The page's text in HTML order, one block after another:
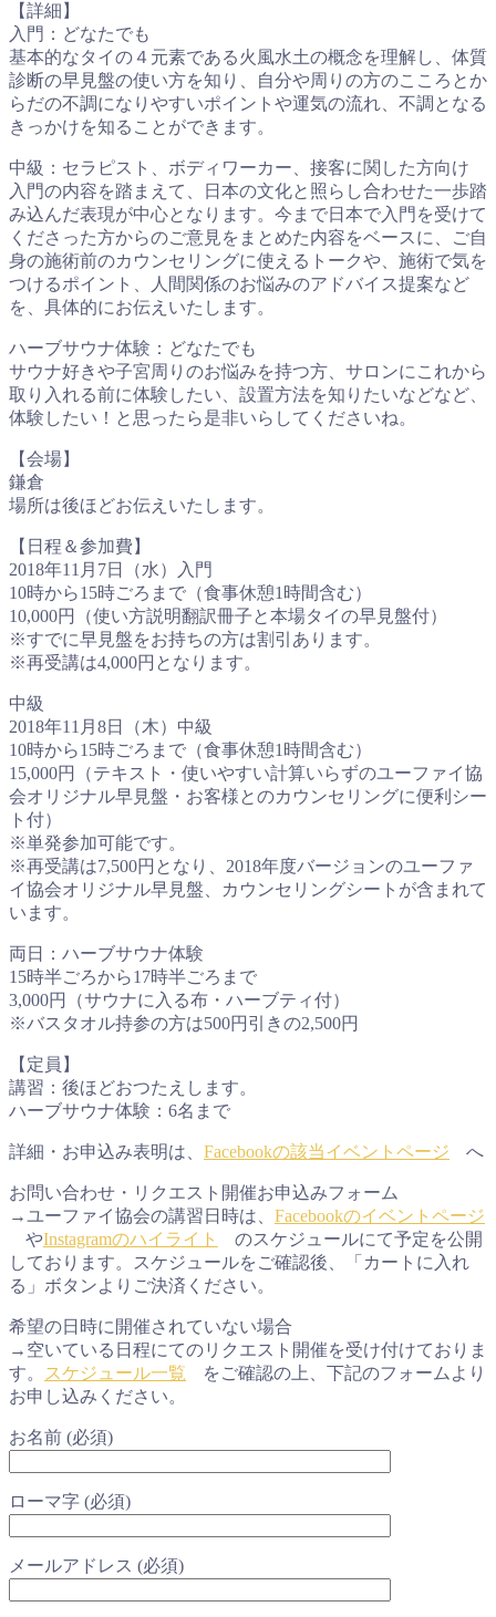
【詳細】
入門：どなたでも
基本的なタイの４元素である火風水土の概念を理解し、体質
診断の早見盤の使い方を知り、自分や周りの方のこころとか
らだの不調になりやすいポイントや運気の流れ、不調となる
きっかけを知ることができます。
中級：セラピスト、ボディワーカー、接客に関した方向け
入門の内容を踏まえて、日本の文化と照らし合わせた一歩踏
み込んだ表現が中心となります。今まで日本で入門を受けて
くださった方からのご意見をまとめた内容をベースに、ご自
身の施術前のカウンセリングに使えるトークや、施術で気を
つけるポイント、人間関係のお悩みのアドバイス提案など
を、具体的にお伝えいたします。
ハーブサウナ体験：どなたでも
サウナ好きや子宮周りのお悩みを持つ方、サロンにこれから
取り入れる前に体験したい、設置方法を知りたいなどなど、
体験したい！と思ったら是非いらしてくださいね。
【会場】
鎌倉
場所は後ほどお伝えいたします。
【日程＆参加費】
2018年11月7日（水）入門
10時から15時ごろまで（食事休憩1時間含む）
10,000円（使い方説明翻訳冊子と本場タイの早見盤付）
※すでに早見盤をお持ちの方は割引あります。
※再受講は4,000円となります。
中級
2018年11月8日（木）中級
10時から15時ごろまで（食事休憩1時間含む）
15,000円（テキスト・使いやすい計算いらずのユーファイ協
会オリジナル早見盤・お客様とのカウンセリングに便利シー
ト付）
※単発参加可能です。
※再受講は7,500円となり、2018年度バージョンのユーファ
イ協会オリジナル早見盤、カウンセリングシートが含まれて
います。
両日：ハーブサウナ体験
15時半ごろから17時半ごろまで
3,000円（サウナに入る布・ハーブティ付）
※バスタオル持参の方は500円引きの2,500円
【定員】
講習：後ほどおつたえします。
ハーブサウナ体験：6名まで
詳細・お申込み表明は、 Facebookの該当イベントページ へ
お問い合わせ・リクエスト開催お申込みフォーム
→ユーファイ協会の講習日時は、 Facebookのイベントページ
やInstagramのハイライト
のスケジュールにて予定を公開
しております。スケジュールをご確認後、「カートに入れ
る」ボタンよりご決済ください。
希望の日時に開催されていない場合
→空いている日程にてのリクエスト開催を受け付けておりま
す。
スケジュール一覧
をご確認の上、下記のフォームより
お申し込みください。
お名前 (必須)
ローマ字 (必須)
メールアドレス (必須)